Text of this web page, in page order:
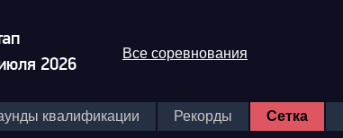
2026
Все соревнования
квалификации Рекорды Сетка